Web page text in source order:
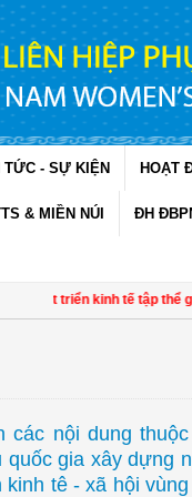
TỨC - SỰ KIỆN HOẠT
& MIỀN NÚI ĐH
triển kinh tế tập thể giai
các nội dung
gia xây dựng
tê - xã hội